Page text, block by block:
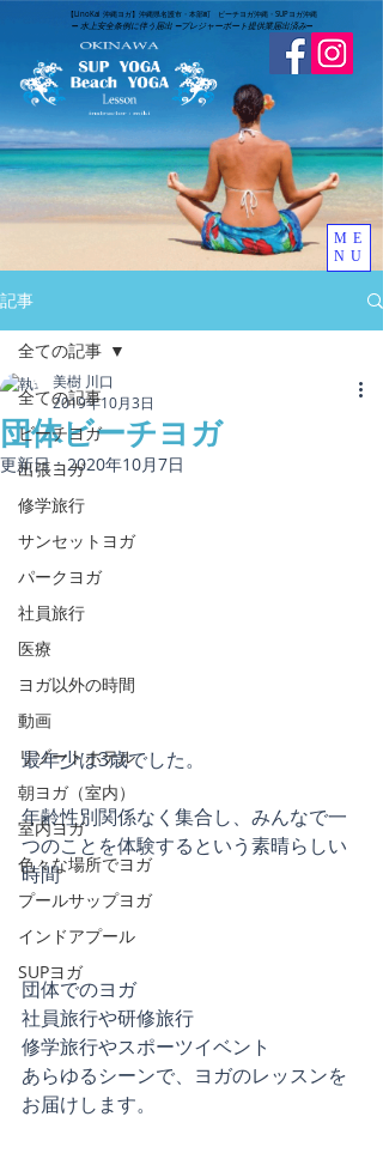
​【LinoKai 沖縄ヨガ】沖縄県名護市・本部町 ビーチヨガ沖縄・SUPヨガ沖縄
➖ 水上安全条例に伴う届出 ➖​プレジャーボート提供業届出済み➖
ME
NU
記事
全ての記事
ビーチヨガ
出張ヨガ
修学旅行
サンセットヨガ
パークヨガ
社員旅行
医療
ヨガ以外の時間
動画
リゾートホテル
朝ヨガ（室内）
室内ヨガ
色々な場所でヨガ
プールサップヨガ
インドアプール
SUPヨガ
全ての記事
団体ビーチヨガ
美樹 川口
2019年10月3日
更新日：2020年10月7日
最年少は3歳でした。
年齢性別関係なく集合し、みんなで一
つのことを体験するという素晴らしい
時間
団体でのヨガ
社員旅行や研修旅行
修学旅行やスポーツイベント
あらゆるシーンで、ヨガのレッスンを
お届けします。